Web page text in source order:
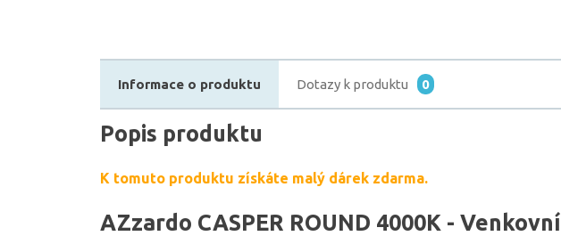
Informace o produktu Dotazy k produktu 0
Popis produktu
K tomuto produktu získáte malý dárek zdarma.
AZzardo CASPER ROUND 4000K - Venkovní